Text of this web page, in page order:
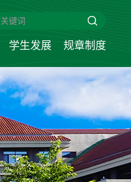
学生发展 规章制度